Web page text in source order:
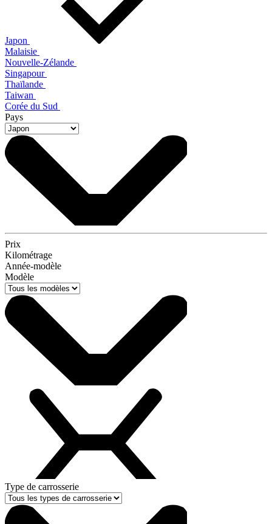
Japon
Malaisie
Nouvelle-Zélande
Singapour
Thaïlande
Taiwan
Corée du Sud
Pays
Prix
Kilométrage
Année-modèle
Modèle
Type de carrosserie